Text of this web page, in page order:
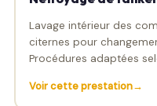
Lavage intérieur des
citernes pour
Procédures adaptées
Voir cette prestation